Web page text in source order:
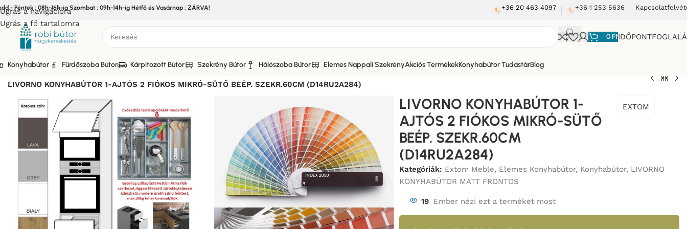
Ugrás a navigációra
Ugrás a fő tartalomra
- Péntek : 08h-16h-ig Szombat : 09h-14h-ig Hétfő és Vasárnap : ZÁRVA! +36 20 463 4097 +36 1 253 5636
0Ft
Konyhabútor Fürdőszoba Bútor Kárpitozott Bútor Szekrény Bútor Hálószoba Bútor Elemes Nappali SzekrényAkciós TermékekKonyhabútor TudástárBlog
Kezdőlap Elemes Konyhabútor LIVORNO KONYHABÚTOR MATT FRONTOS
/
LIVORNO KONYHABÚTOR 1-AJTÓS 2 FIÓKOS MIKRÓ-SÜTŐ BEÉP. SZEKR.60CM (D14RU2A284)
LIVORNO KONYHABÚTOR 1-
AJTÓS 2 FIÓKOS MIKRÓ-SÜTŐ
BEÉP. SZEKR.60CM
(D14RU2A284)
EXTOM
Kategóriák: Extom Meble, Elemes Konyhabútor, Konyhabútor, LIVORNO
KONYHABÚTOR MATT FRONTOS
19 Ember nézi ezt a terméket most